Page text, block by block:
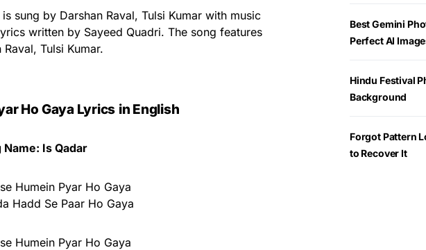
sung by Darshan Raval, Tulsi Kumar with music
written by Sayeed Quadri. The song features
Raval, Tulsi Kumar.
Ho Gaya Lyrics in English
Name: Is Qadar
Humein Pyar Ho Gaya
Hadd Se Paar Ho Gaya
Humein Pyar Ho Gaya
Best Gemini
Perfect AI
Hindu Festival
Background
Forgot Pattern
to Recover It